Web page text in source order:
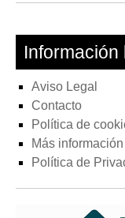
Información
Aviso Legal
Contacto
Política de
Más
Política de